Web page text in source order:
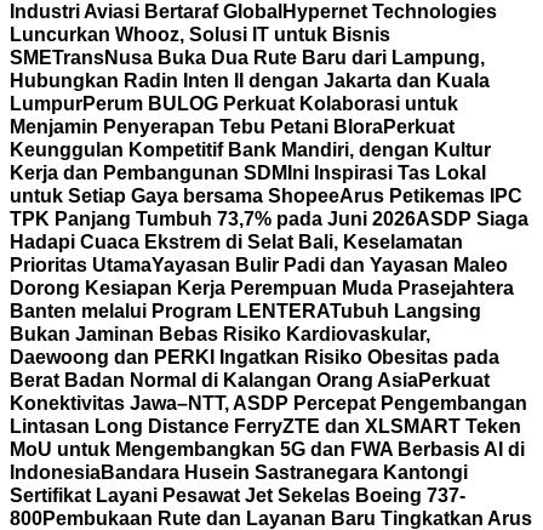
Industri Aviasi Bertaraf Global Hypernet Technologies
Luncurkan Whooz, Solusi IT untuk Bisnis
SMETransNusa Buka Dua Rute Baru dari Lampung,
Hubungkan Radin Inten II dengan Jakarta dan Kuala
LumpurPerum BULOG Perkuat Kolaborasi untuk
Menjamin Penyerapan Tebu Petani BloraPerkuat
Keunggulan Kompetitif Bank Mandiri, dengan Kultur
Kerja dan Pembangunan SDM Ini Inspirasi Tas Lokal
untuk Setiap Gaya bersama ShopeeArus Petikemas IPC
TPK Panjang Tumbuh 73,7% pada Juni 2026ASDP Siaga
Hadapi Cuaca Ekstrem di Selat Bali, Keselamatan
Prioritas UtamaYayasan Bulir Padi dan Yayasan Maleo
Dorong Kesiapan Kerja Perempuan Muda Prasejahtera
Banten melalui Program LENTERATubuh Langsing
Bukan Jaminan Bebas Risiko Kardiovaskular,
Daewoong dan PERKI Ingatkan Risiko Obesitas pada
Berat Badan Normal di Kalangan Orang AsiaPerkuat
Konektivitas Jawa–NTT, ASDP Percepat Pengembangan
Lintasan Long Distance FerryZTE dan XLSMART Teken
MoU untuk Mengembangkan 5G dan FWA Berbasis AI di
IndonesiaBandara Husein Sastranegara Kantongi
Sertifikat Layani Pesawat Jet Sekelas Boeing 737-
800Pembukaan Rute dan Layanan Baru Tingkatkan Arus